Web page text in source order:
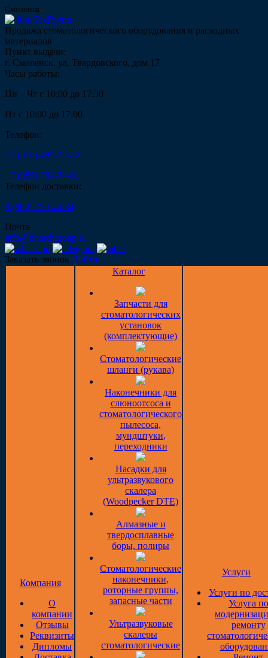
Смоленск
Продажа стоматологического оборудования и расходных
материалов
Пункт выдачи:
г. Смоленск, ул. Твардовского, дом 17
Часы работы:
Пн – Чт с 10:00 до 17:30
Пт с 10:00 до 17:00
Телефон:
+7 (910) 482-22-82
+7 (985) 764-74-61
Телефон доставки:
8 (800) 250-44-34
Почта
info@fintechgroup.ru
Заказать звонок Войти
Компания
О
компании
Отзывы
Реквизиты
Дипломы
Каталог
Запчасти для
стоматологических
установок
(комплектующие)
Стоматологические
шланги (рукава)
Наконечники для
слюноотсоса и
стоматологического
пылесоса,
мундштуки,
переходники
Насадки для
ультразвукового
скалера
(Woodpecker DTE)
Алмазные и
твердосплавные
боры, полиры
Стоматологические
наконечники,
роторные группы,
запасные части
Ультразвуковые
скалеры
стоматологические
Услуги
Услуги по
Услуга по
ремонту